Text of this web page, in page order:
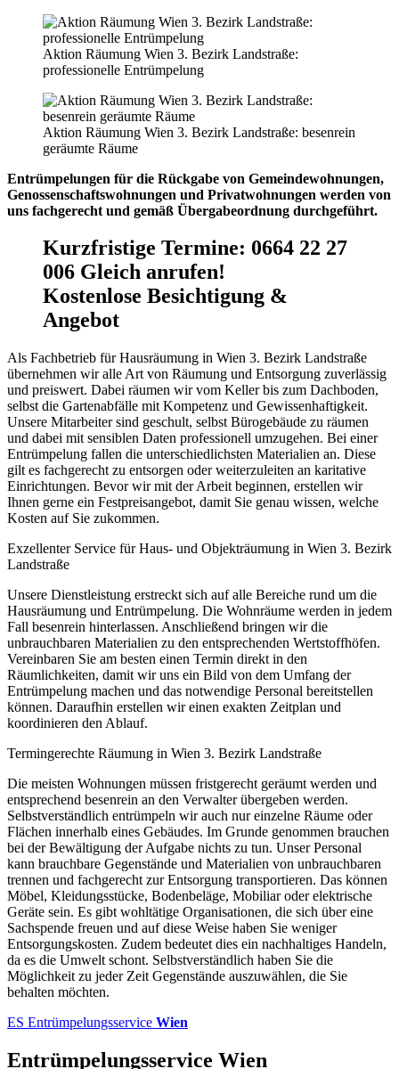
Aktion Räumung Wien 3. Bezirk Landstraße:
professionelle Entrümpelung
Aktion Räumung Wien 3. Bezirk Landstraße: besenrein
geräumte Räume
Entrümpelungen für die Rückgabe von Gemeindewohnungen,
Genossenschaftswohnungen und Privatwohnungen werden von
uns fachgerecht und gemäß Übergabeordnung durchgeführt.
Kurzfristige Termine: 0664 22 27
006 Gleich anrufen!
Kostenlose Besichtigung &
Angebot
Als Fachbetrieb für Hausräumung in Wien 3. Bezirk Landstraße
übernehmen wir alle Art von Räumung und Entsorgung zuverlässig
und preiswert. Dabei räumen wir vom Keller bis zum Dachboden,
selbst die Gartenabfälle mit Kompetenz und Gewissenhaftigkeit.
Unsere Mitarbeiter sind geschult, selbst Bürogebäude zu räumen
und dabei mit sensiblen Daten professionell umzugehen. Bei einer
Entrümpelung fallen die unterschiedlichsten Materialien an. Diese
gilt es fachgerecht zu entsorgen oder weiterzuleiten an karitative
Einrichtungen. Bevor wir mit der Arbeit beginnen, erstellen wir
Ihnen gerne ein Festpreisangebot, damit Sie genau wissen, welche
Kosten auf Sie zukommen.
Exzellenter Service für Haus- und Objekträumung in Wien 3. Bezirk
Landstraße
Unsere Dienstleistung erstreckt sich auf alle Bereiche rund um die
Hausräumung und Entrümpelung. Die Wohnräume werden in jedem
Fall besenrein hinterlassen. Anschließend bringen wir die
unbrauchbaren Materialien zu den entsprechenden Wertstoffhöfen.
Vereinbaren Sie am besten einen Termin direkt in den
Räumlichkeiten, damit wir uns ein Bild von dem Umfang der
Entrümpelung machen und das notwendige Personal bereitstellen
können. Daraufhin erstellen wir einen exakten Zeitplan und
koordinieren den Ablauf.
Termingerechte Räumung in Wien 3. Bezirk Landstraße
Die meisten Wohnungen müssen fristgerecht geräumt werden und
entsprechend besenrein an den Verwalter übergeben werden.
Selbstverständlich entrümpeln wir auch nur einzelne Räume oder
Flächen innerhalb eines Gebäudes. Im Grunde genommen brauchen
bei der Bewältigung der Aufgabe nichts zu tun. Unser Personal
kann brauchbare Gegenstände und Materialien von unbrauchbaren
trennen und fachgerecht zur Entsorgung transportieren. Das können
Möbel, Kleidungsstücke, Bodenbeläge, Mobiliar oder elektrische
Geräte sein. Es gibt wohltätige Organisationen, die sich über eine
Sachspende freuen und auf diese Weise haben Sie weniger
Entsorgungskosten. Zudem bedeutet dies ein nachhaltiges Handeln,
da es die Umwelt schont. Selbstverständlich haben Sie die
Möglichkeit zu jeder Zeit Gegenstände auszuwählen, die Sie
behalten möchten.
ES Entrümpelungsservice Wien
Entrümpelungsservice Wien